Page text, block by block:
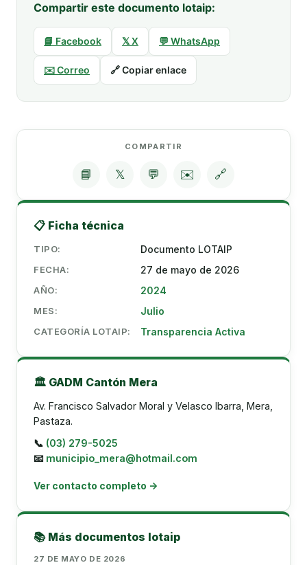
Compartir este documento lotaip:
📘 Facebook 𝕏 X 💬 WhatsApp
✉️ Correo 🔗 Copiar enlace
COMPARTIR
📘 𝕏 💬 ✉️ 🔗
📋 Ficha técnica
TIPO: Documento LOTAIP
FECHA: 27 de mayo de 2026
AÑO: 2024
MES: Julio
CATEGORÍA LOTAIP: Transparencia Activa
🏛️ GADM Cantón Mera
Av. Francisco Salvador Moral y Velasco Ibarra, Mera,
Pastaza.
📞 (03) 279-5025
📧 municipio_mera@hotmail.com
Ver contacto completo →
📚 Más documentos lotaip
27 DE MAYO DE 2026